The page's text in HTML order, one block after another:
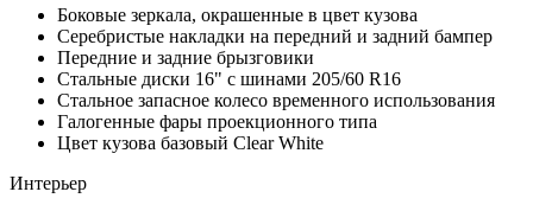
Боковые зеркала, окрашенные в цвет кузова
Серебристые накладки на передний и задний бампер
Передние и задние брызговики
Стальные диски 16" с шинами 205/60 R16
Стальное запасное колесо временного использования
Галогенные фары проекционного типа
Цвет кузова базовый Clear White
Интерьер